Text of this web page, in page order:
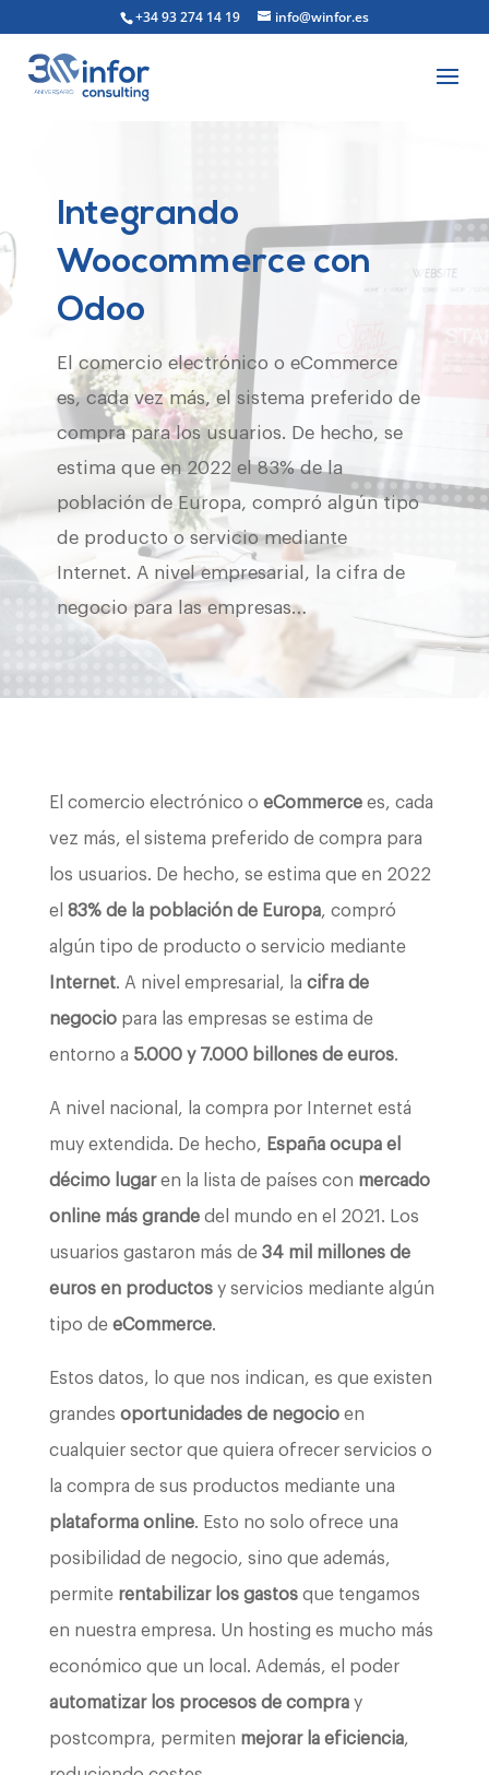
+34 93 274 14 19 info@winfor.es
Integrando
Woocommerce con
Odoo
El comercio electrónico o eCommerce
es, cada vez más, el sistema preferido de
compra para los usuarios. De hecho, se
estima que en 2022 el 83% de la
población de Europa, compró algún tipo
de producto o servicio mediante
Internet. A nivel empresarial, la cifra de
negocio para las empresas…
El comercio electrónico o eCommercees, cada
vez más, el sistema preferido de compra para
los usuarios. De hecho, se estima que en 2022
el 83% de la población de Europa, compró
algún tipo de producto o servicio mediante
Internet. A nivel empresarial, la cifra de
negociopara las empresas se estima de
entorno a 5.000 y 7.000 billones de euros.
A nivel nacional, la compra por Internet está
muy extendida. De hecho, España ocupa el
décimo lugaren la lista de países con mercado
online más grandedel mundo en el 2021. Los
usuarios gastaron más de 34 mil millones de
euros en productosy servicios mediante algún
tipo deeCommerce.
Estos datos, lo que nos indican, es que existen
grandes oportunidades de negocioen
cualquier sector que quiera ofrecer servicios o
la compra de sus productos mediante una
plataforma online. Esto no solo ofrece una
posibilidad de negocio, sino que además,
permiterentabilizar los gastosque tengamos
en nuestra empresa. Un hosting es mucho más
económico que un local. Además, el poder
automatizar los procesos de compray
postcompra, permiten mejorar la eficiencia,